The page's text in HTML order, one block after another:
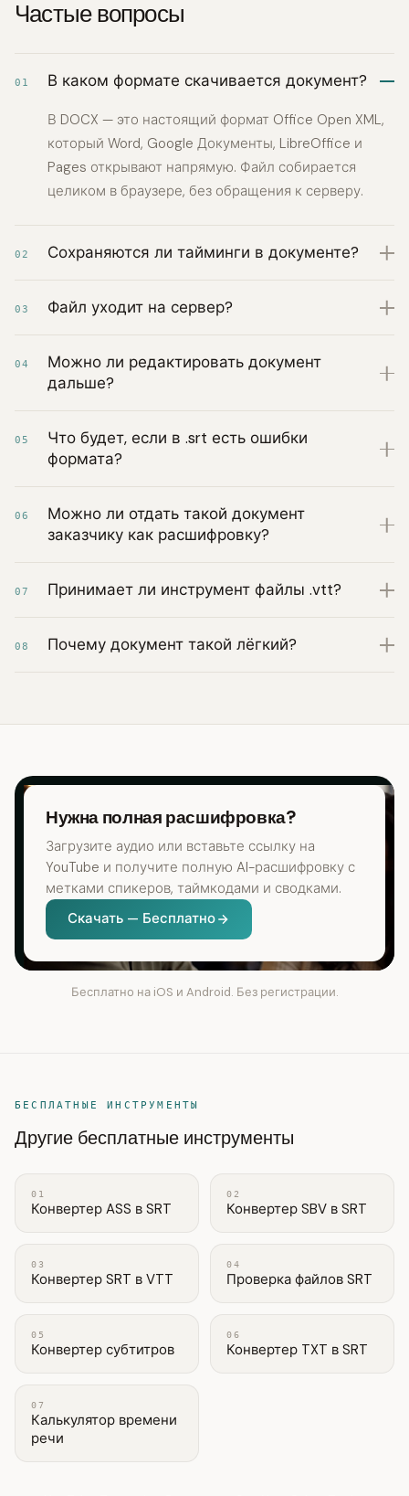
Частые вопросы
01 В каком формате скачивается документ?
В DOCX — это настоящий формат Office Open XML,
который Word, Google Документы, LibreOffice и
Pages открывают напрямую. Файл собирается
целиком в браузере, без обращения к серверу.
02 Сохраняются ли тайминги в документе?
03 Файл уходит на сервер?
04
Можно ли редактировать документ
дальше?
05
Что будет, если в .srt есть ошибки
формата?
06
Можно ли отдать такой документ
заказчику как расшифровку?
07 Принимает ли инструмент файлы .vtt?
08 Почему документ такой лёгкий?
Нужна полная расшифровка?
Загрузите аудио или вставьте ссылку на
YouTube и получите полную AI-расшифровку с
метками спикеров, таймкодами и сводками.
Скачать — Бесплатно
Бесплатно на iOS и Android. Без регистрации.
БЕСПЛАТНЫЕ ИНСТРУМЕНТЫ
Другие бесплатные инструменты
01
Конвертер ASS в SRT
02
Конвертер SBV в SRT
03
Конвертер SRT в VTT
04
Проверка файлов SRT
05
Конвертер субтитров
06
Конвертер TXT в SRT
07
Калькулятор времени
речи